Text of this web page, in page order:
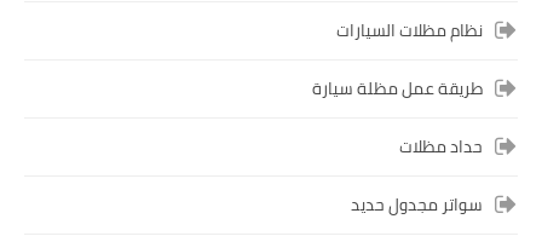
نظام مظلات السيارات
طريقة عمل مظلة سيارة
حداد مظلات
سواتر مجدول حديد